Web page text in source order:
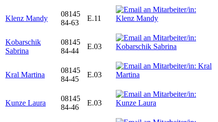
Klenz Mandy
08145
84-63
E.11
Kobarschik
Sabrina
08145
84-44
E.03
Kral Martina
08145
84-45
E.03
Kunze Laura
08145
84-46
E.03